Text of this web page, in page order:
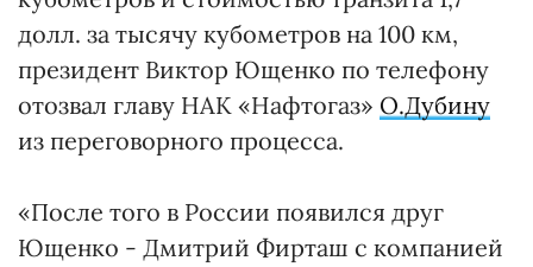
долл. за тысячу кубометров на 100 км,
президент Виктор Ющенко по телефону
отозвал главу НАК «Нафтогаз» О.Дубину
из переговорного процесса.
«После того в России появился друг
Ющенко - Дмитрий Фирташ с компанией